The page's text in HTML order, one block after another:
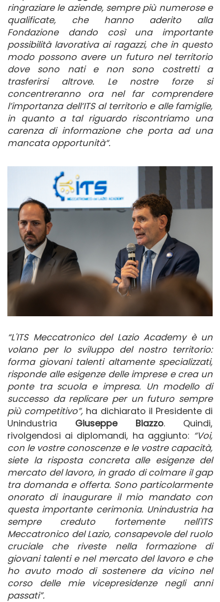
ringraziare le aziende, sempre più numerose e
qualificate, che hanno aderito alla
Fondazione dando così una importante
possibilità lavorativa ai ragazzi, che in questo
modo possono avere un futuro nel territorio
dove sono nati e non sono costretti a
trasferirsi altrove. Le nostre forze si
concentreranno ora nel far comprendere
l’importanza dell’ITS al territorio e alle famiglie,
in quanto a tal riguardo riscontriamo una
carenza di informazione che porta ad una
mancata opportunità“.
“L'ITS Meccatronico del Lazio Academy è un
volano per lo sviluppo del nostro territorio:
forma giovani talenti altamente specializzati,
risponde alle esigenze delle imprese e crea un
ponte tra scuola e impresa. Un modello di
successo da replicare per un futuro sempre
più competitivo”, ha dichiarato il Presidente di
Unindustria Giuseppe Biazzo. Quindi,
rivolgendosi ai diplomandi, ha aggiunto: “Voi,
con le vostre conoscenze e le vostre capacità,
siete la risposta concreta alle esigenze del
mercato del lavoro, in grado di colmare il gap
tra domanda e offerta. Sono particolarmente
onorato di inaugurare il mio mandato con
questa importante cerimonia. Unindustria ha
sempre creduto fortemente nell'ITS
Meccatronico del Lazio, consapevole del ruolo
cruciale che riveste nella formazione di
giovani talenti e nel mercato del lavoro e che
ho avuto modo di sostenere da vicino nel
corso delle mie vicepresidenze negli anni
passati”.